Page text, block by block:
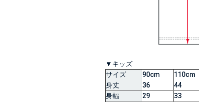
▼キッズ
サイズ
90cm 110cm
身丈
36 44
身幅
29 33